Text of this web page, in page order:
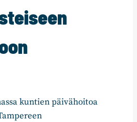
kuntien päivähoitoa